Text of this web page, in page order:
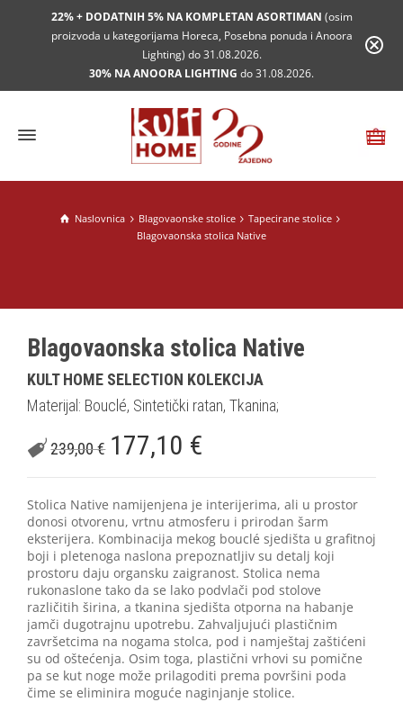
22% + DODATNIH 5% NA KOMPLETAN ASORTIMAN (osim
proizvoda u kategorijama Horeca, Posebna ponuda i Anoora
Lighting) do 31.08.2026.
30% NA ANOORA LIGHTING do 31.08.2026.
Naslovnica Blagovaonske stolice
Tapecirane stolice
Blagovaonska stolica Native
Blagovaonska stolica Native
KULT HOME SELECTION KOLEKCIJA
Materijal: Bouclé, Sintetički ratan, Tkanina;
239,00€ 177,10 €
Stolica Native namijenjena je interijerima, ali u prostor
donosi otvorenu, vrtnu atmosferu i prirodan šarm
eksterijera. Kombinacija mekog bouclé sjedišta u grafitnoj
boji i pletenoga naslona prepoznatljiv su detalj koji
prostoru daju organsku zaigranost. Stolica nema
rukonaslone tako da se lako podvlači pod stolove
različitih širina, a tkanina sjedišta otporna na habanje
jamči dugotrajnu upotrebu. Zahvaljujući plastičnim
završetcima na nogama stolca, pod i namještaj zaštićeni
su od oštećenja. Osim toga, plastični vrhovi su pomične
pa se kut noge može prilagoditi prema površini poda
čime se eliminira moguće naginjanje stolice.